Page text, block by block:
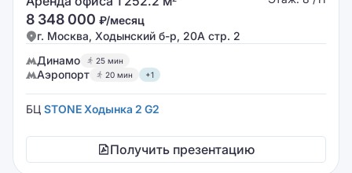
8 348 000 ₽/месяц
г. Москва, Ходынский б-р, 20А стр. 2
Динамо
25 мин
Аэропорт 20 мин +1
БЦ STONE Ходынка 2 G2
Получить презентацию